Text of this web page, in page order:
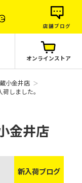
店舗ブログ
オンラインストア
小金井店
しました。
金井店
新入荷ブログ